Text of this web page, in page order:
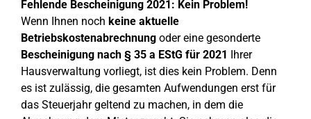
Fehlende Bescheinigung 2021: Kein Problem!
Wenn Ihnen noch keine aktuelle
Betriebskostenabrechnung oder eine gesonderte
Bescheinigung nach § 35 a EStG für 2021 Ihrer
Hausverwaltung vorliegt, ist dies kein Problem. Denn
es ist zulässig, die gesamten Aufwendungen erst für
das Steuerjahr geltend zu machen, in dem die